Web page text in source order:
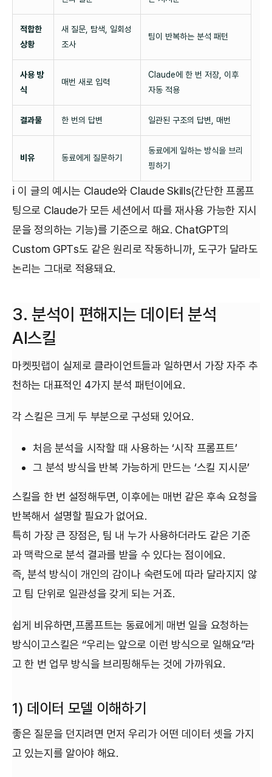
적합한
상황
새 질문, 탐색, 일회성
조사
팀이 반복하는 분석 패턴
사용 방
식
매번 새로 입력
Claude에 한 번 저장, 이후
자동 적용
결과물 한 번의 답변 일관된 구조의 답변, 매번
비유 동료에게 질문하기
동료에게 일하는 방식을 브리
핑하기
ℹ️ 이 글의 예시는 Claude와 Claude Skills(간단한 프롬프
팅으로 Claude가 모든 세션에서 따를 재사용 가능한 지시
문을 정의하는 기능)를 기준으로 해요. ChatGPT의
Custom GPTs도 같은 원리로 작동하니까, 도구가 달라도
논리는 그대로 적용돼요.
3. 분석이 편해지는 데이터 분석
AI스킬
마켓핏랩이 실제로 클라이언트들과 일하면서 가장 자주 추
천하는 대표적인 4가지 분석 패턴이에요.
각 스킬은 크게 두 부분으로 구성돼 있어요.
처음 분석을 시작할 때 사용하는 ‘시작 프롬프트’
그 분석 방식을 반복 가능하게 만드는 ‘스킬 지시문’
스킬을 한 번 설정해두면, 이후에는 매번 같은 후속 요청을
반복해서 설명할 필요가 없어요.
특히 가장 큰 장점은, 팀 내 누가 사용하더라도 같은 기준
과 맥락으로 분석 결과를 받을 수 있다는 점이에요.
즉, 분석 방식이 개인의 감이나 숙련도에 따라 달라지지 않
고 팀 단위로 일관성을 갖게 되는 거죠.
쉽게 비유하면,프롬프트는 동료에게 매번 일을 요청하는
방식이고스킬은 “우리는 앞으로 이런 방식으로 일해요”라
고 한 번 업무 방식을 브리핑해두는 것에 가까워요.
1) 데이터 모델 이해하기
좋은 질문을 던지려면 먼저 우리가 어떤 데이터 셋을 가지
고 있는지를 알아야 해요.